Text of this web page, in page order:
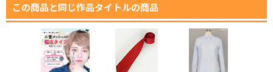
この商品と同じ作品タイトルの商品